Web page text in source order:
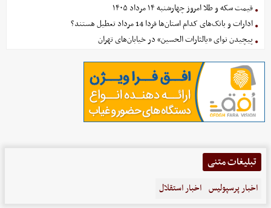
قیمت سکه و طلا امروز چهارشنبه ۱۴ مرداد ۱۴۰۵
ادارات و بانک‌های کدام استان‌ها فردا 14 مرداد تعطیل هستند؟
پیچیدن نوای «یالثارات الحسین» در خیابان‌های تهران
تبلیغات متنی
اخبار پرسپولیس اخبار استقلال